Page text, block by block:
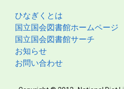
ひなぎくとは
国立国会図書館ホームページ
国立国会図書館サーチ
お知らせ
お問い合わせ